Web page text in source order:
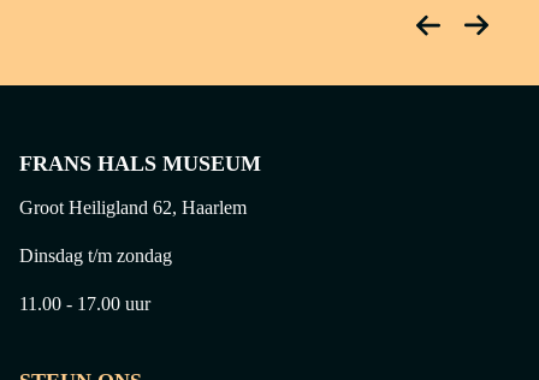
FRANS HALS MUSEUM
Groot Heiligland 62, Haarlem
Dinsdag t/m zondag
11.00 - 17.00 uur